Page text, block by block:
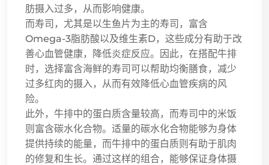
肪摄入过多，从而影响健康。
而寿司，尤其是以生鱼片为主的寿司，富含
Omega-3脂肪酸以及维生素D，这些成分有助于改
善心血管健康，降低炎症反应。因此，在搭配牛排
时，选择富含海鲜的寿司可以帮助均衡膳食，减少
过多红肉的摄入，从而有效降低心血管疾病的风
险。
此外，牛排中的蛋白质含量较高，而寿司中的米饭
则富含碳水化合物。适量的碳水化合物能够为身体
提供持续的能量，而牛排中的蛋白质则有助于肌肉
的修复和生长。通过这样的组合，能够保证身体摄